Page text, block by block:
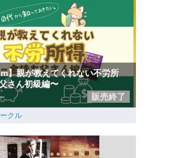
】親が教えてくれない不労所
さん初級編〜
販売終了
クル